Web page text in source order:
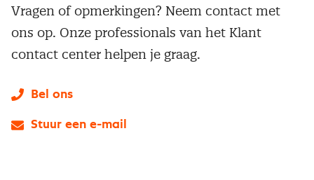
Vragen of opmerkingen? Neem contact met
ons op. Onze professionals van het Klant
contact center helpen je graag.
Bel ons
Stuur een e-mail